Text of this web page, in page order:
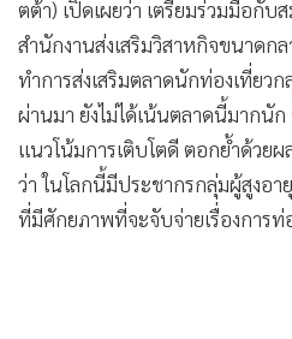
• ต่างประเทศ
• Special Scoop
• เศรษฐกิจ-ธุรกิจ
จีน
• ชุมชน-คุณภาพชีวิต
• อาชญากรรม
สำนักงานส่งเสริมวิสาหกิจขนาดกล
ทำการส่งเสริมตลาดนักท่องเที่ยวก
ผ่านมา ยังไม่ได้เน้นตลาดนี้มากนัก
แนวโน้มการเติบโตดี ตอกย้ำด้วย
ว่า ในโลกนี้มีประชากรกลุ่มผู้สูงอา
ที่มีศักยภาพที่จะจับจ่ายเรื่องการท่